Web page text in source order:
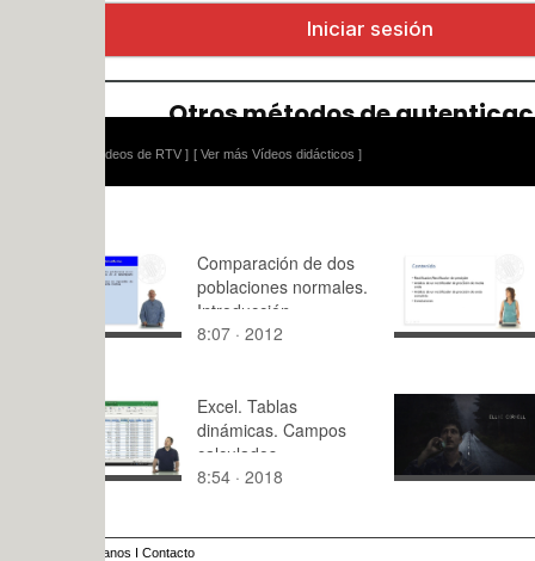
[ Ver más Vídeos didácticos ]
Comparación de dos
poblaciones normales.
Introducción
8:07 · 2012
precisión
11:30 ·
Excel. Tablas
dinámicas. Campos
calculados.
Limitaciones de las
8:54 · 2018
Créditos
televisivo
1:49 · 2019